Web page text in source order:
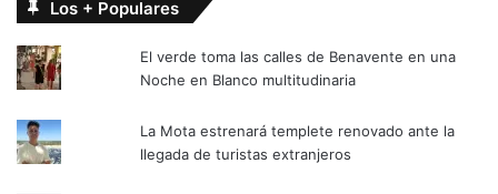
Los + Populares
El verde toma las calles de Benavente en una
Noche en Blanco multitudinaria
La Mota estrenará templete renovado ante la
llegada de turistas extranjeros